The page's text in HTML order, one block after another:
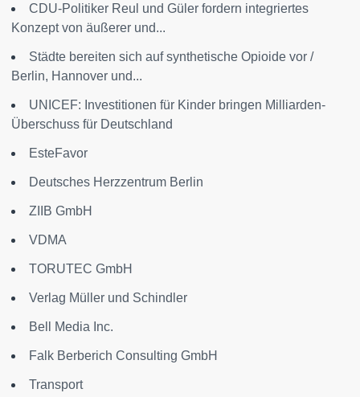
CDU-Politiker Reul und Güler fordern integriertes
Konzept von äußerer und...
Städte bereiten sich auf synthetische Opioide vor /
Berlin, Hannover und...
UNICEF: Investitionen für Kinder bringen Milliarden-
Überschuss für Deutschland
EsteFavor
Deutsches Herzzentrum Berlin
ZIIB GmbH
VDMA
TORUTEC GmbH
Verlag Müller und Schindler
Bell Media Inc.
Falk Berberich Consulting GmbH
Transport